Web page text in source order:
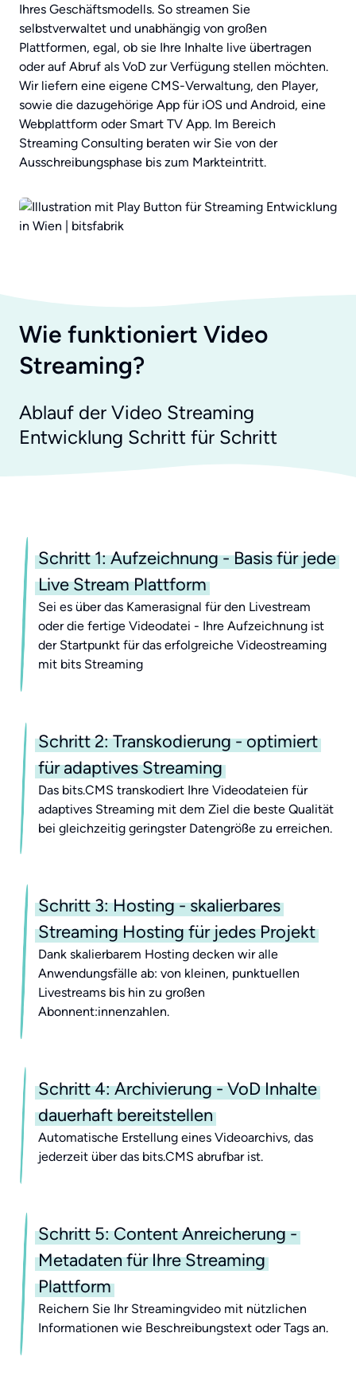
Ihres Geschäftsmodells. So streamen Sie
selbstverwaltet und unabhängig von großen
Plattformen, egal, ob sie Ihre Inhalte live übertragen
oder auf Abruf als VoD zur Verfügung stellen möchten.
Wir liefern eine eigene CMS-Verwaltung, den Player,
sowie die dazugehörige App für iOS und Android, eine
Webplattform oder Smart TV App. Im Bereich
Streaming Consulting beraten wir Sie von der
Ausschreibungsphase bis zum Markteintritt.
Wie funktioniert Video
Streaming?
Ablauf der Video Streaming
Entwicklung Schritt für Schritt
Schritt 1: Aufzeichnung - Basis für jede
Live Stream Plattform
Sei es über das Kamerasignal für den Livestream
oder die fertige Videodatei - Ihre Aufzeichnung ist
der Startpunkt für das erfolgreiche Videostreaming
mit bits Streaming
Schritt 2: Transkodierung - optimiert
für adaptives Streaming
Das bits.CMS transkodiert Ihre Videodateien für
adaptives Streaming mit dem Ziel die beste Qualität
bei gleichzeitig geringster Datengröße zu erreichen.
Schritt 3: Hosting - skalierbares
Streaming Hosting für jedes Projekt
Dank skalierbarem Hosting decken wir alle
Anwendungsfälle ab: von kleinen, punktuellen
Livestreams bis hin zu großen
Abonnent:innenzahlen.
Schritt 4: Archivierung - VoD Inhalte
dauerhaft bereitstellen
Automatische Erstellung eines Videoarchivs, das
jederzeit über das bits.CMS abrufbar ist.
Schritt 5: Content Anreicherung -
Metadaten für Ihre Streaming
Plattform
Reichern Sie Ihr Streamingvideo mit nützlichen
Informationen wie Beschreibungstext oder Tags an.